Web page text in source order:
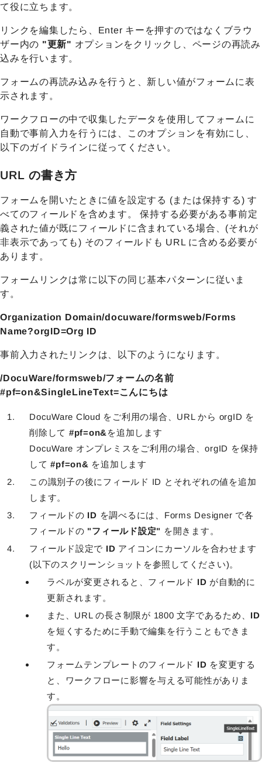
て役に立ちます。
リンクを編集したら、Enter キーを押すのではなくブラウ
ザー内の "更新" オプションをクリックし、ページの再読み
込みを行います。
フォームの再読み込みを行うと、新しい値がフォームに表
示されます。
ワークフローの中で収集したデータを使用してフォームに
自動で事前入力を行うには、このオプションを有効にし、
以下のガイドラインに従ってください。
URL の書き方
フォームを開いたときに値を設定する (または保持する) す
べてのフィールドを含めます。 保持する必要がある事前定
義された値が既にフィールドに含まれている場合、(それが
非表示であっても) そのフィールドも URL に含める必要が
あります。
フォームリンクは常に以下の同じ基本パターンに従いま
す。
Organization Domain/docuware/formsweb/Forms
Name?orgID=Org ID
事前入力されたリンクは、以下のようになります。
/DocuWare/formsweb/フォームの名前
#pf=on&SingleLineText=こんにちは
DocuWare Cloud をご利用の場合、URL から orgID を
削除して #pf=on&を追加します
DocuWare オンプレミスをご利用の場合、orgID を保持
して#pf=on& を追加します
この識別子の後にフィールド ID とそれぞれの値を追加
します。
フィールドの ID を調べるには、Forms Designer で各
フィールドの "フィールド設定" を開きます。
フィールド設定で ID アイコンにカーソルを合わせます
(以下のスクリーンショットを参照してください)。
ラベルが変更されると、フィールド ID が自動的に
更新されます。
また、URL の長さ制限が 1800 文字であるため、 ID
を短くするために手動で編集を行うこともできま
す。
フォームテンプレートのフィールド ID を変更する
と、ワークフローに影響を与える可能性がありま
す。